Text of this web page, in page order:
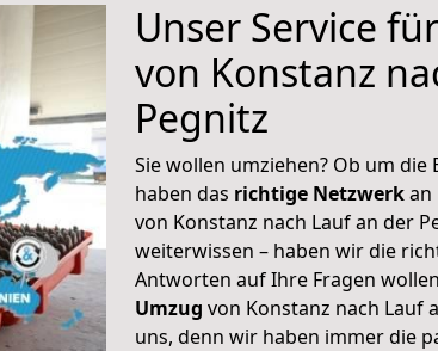
Unser Service
von Konstanz
Pegnitz
Sie wollen umziehen? Ob um
haben das richtige Netzwerkan
von Konstanz nach Lauf an der
weiterwissen – haben wir die
Antworten auf Ihre Fragen
Umzug von Konstanz nach Lauf
uns, denn wir haben immer die